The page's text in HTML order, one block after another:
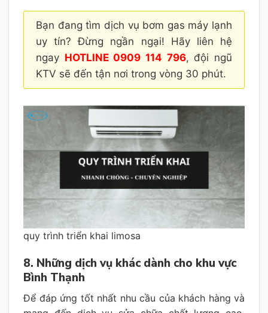
Bạn đang tìm dịch vụ bơm gas máy lạnh
uy tín? Đừng ngần ngại! Hãy liên hệ
ngay HOTLINE 0909 114 796, đội ngũ
KTV sẽ đến tận nơi trong vòng 30 phút.
quy trình triển khai limosa
8. Những dịch vụ khác dành cho khu vực
Bình Thạnh
Để đáp ứng tốt nhất nhu cầu của khách hàng và